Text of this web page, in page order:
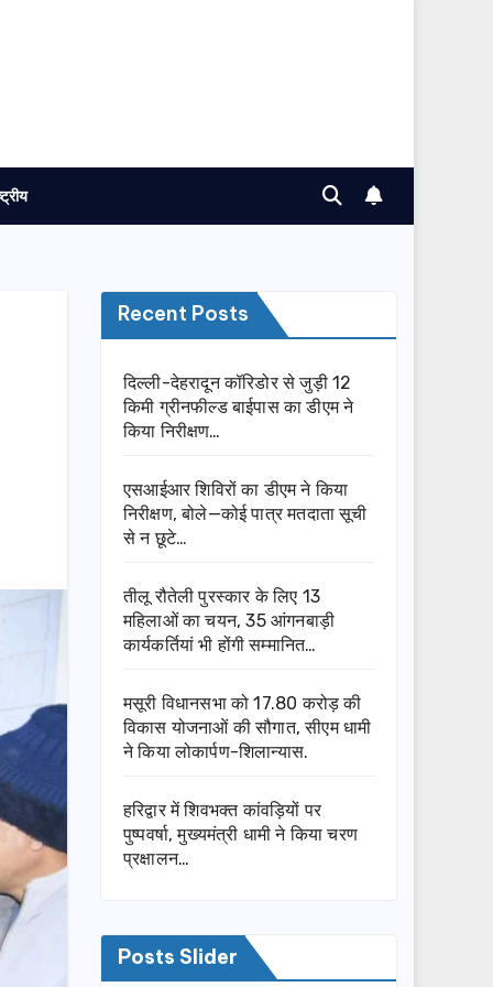
Recent Posts
दिल्ली-देहरादून कॉरिडोर से जुड़ी 12
किमी ग्रीनफील्ड बाईपास का डीएम ने
किया निरीक्षण…
एसआईआर शिविरों का डीएम ने किया
निरीक्षण, बोले—कोई पात्र मतदाता सूची
से न छूटे…
तीलू रौतेली पुरस्कार के लिए 13
महिलाओं का चयन, 35 आंगनबाड़ी
कार्यकर्तियां भी होंगी सम्मानित…
मसूरी विधानसभा को 17.80 करोड़ की
विकास योजनाओं की सौगात, सीएम धामी
ने किया लोकार्पण-शिलान्यास.
हरिद्वार में शिवभक्त कांवड़ियों पर
पुष्पवर्षा, मुख्यमंत्री धामी ने किया चरण
प्रक्षालन…
Posts Slider